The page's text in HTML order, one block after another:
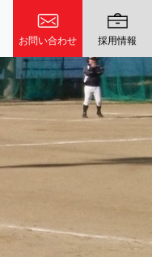
お問い合わせ 採用情報